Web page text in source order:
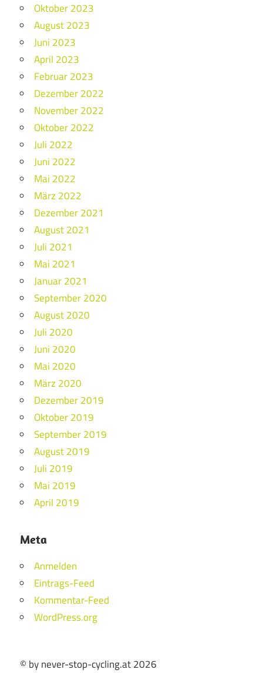
Oktober 2023
August 2023
Juni 2023
April 2023
Februar 2023
Dezember 2022
November 2022
Oktober 2022
Juli 2022
Juni 2022
Mai 2022
März 2022
Dezember 2021
August 2021
Juli 2021
Mai 2021
Januar 2021
September 2020
August 2020
Juli 2020
Juni 2020
Mai 2020
März 2020
Dezember 2019
Oktober 2019
September 2019
August 2019
Juli 2019
Mai 2019
April 2019
Meta
Anmelden
Eintrags-Feed
Kommentar-Feed
WordPress.org
© by never-stop-cycling.at 2026